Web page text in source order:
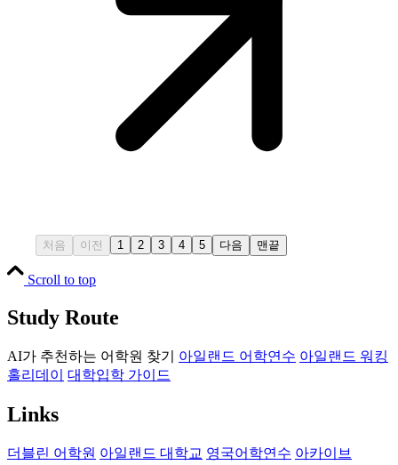
처음 이전 1 2 3 4 5 다음 맨끝
Scroll to top
Study Route
AI가 추천하는 어학원 찾기 아일랜드 어학연수 아일랜드 워킹
홀리데이
대학입학 가이드
Links
더블린 어학원 아일랜드 대학교 영국어학연수 아카이브